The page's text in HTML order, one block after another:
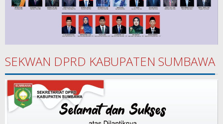
SEKWAN DPRD KABUPATEN SUMBAWA